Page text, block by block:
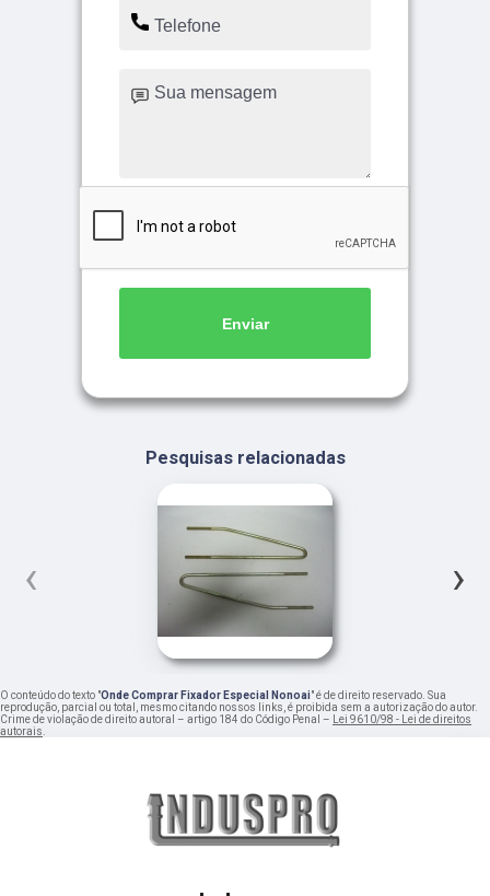
Enviar
Pesquisas relacionadas
‹ ›
O conteúdo do texto "Onde Comprar Fixador Especial Nonoai" é de direito reservado. Sua
reprodução, parcial ou total, mesmo citando nossos links, é proibida sem a autorização do autor.
Crime de violação de direito autoral – artigo 184 do Código Penal – Lei 9610/98 - Lei de direitos
autorais.